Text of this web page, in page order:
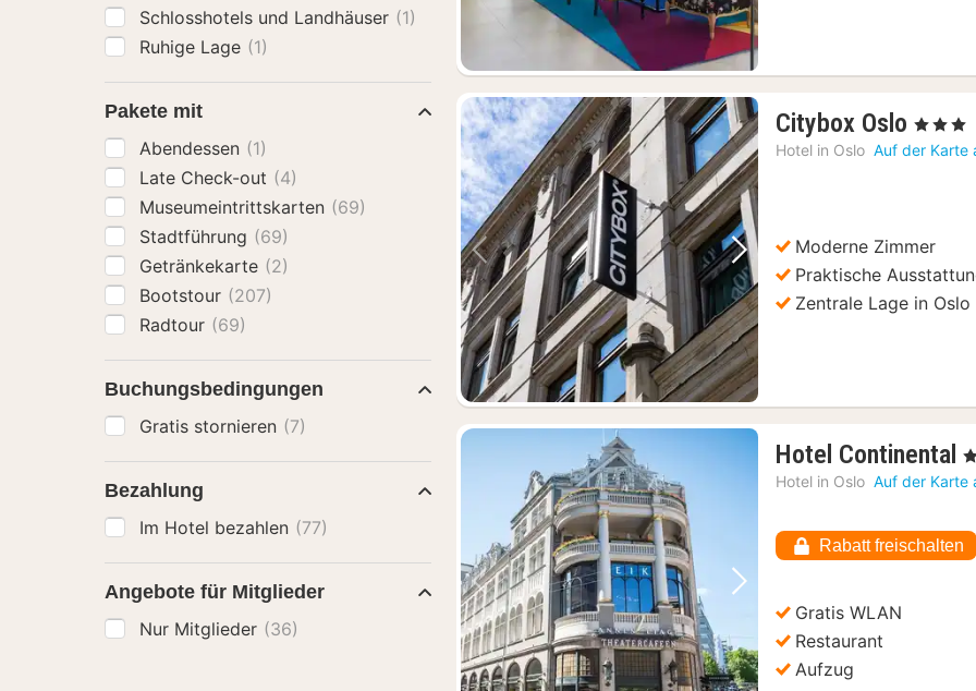
Vorheriges Bild Nächstes Bild
Citybox Oslo 1
Nacht
, 3 Sterne
Hotel in Oslo Auf der Karte
Moderne Zimmer
Praktische
Zentrale Lage in Oslo
Vorheriges Bild Nächstes Bild
Hotel Continental 1
€
,
Hotel in Oslo Auf der Karte
Rabatt freischalten
Gratis WLAN
Restaurant
Aufzug
Schlosshotels und Landhäuser (1)
Ruhige Lage (1)
Pakete mit
Abendessen (1)
Late Check-out (4)
Museumeintrittskarten (69)
Stadtführung (69)
Getränkekarte (2)
Bootstour (207)
Radtour (69)
Buchungsbedingungen
Gratis stornieren (7)
Bezahlung
Im Hotel bezahlen (77)
Angebote für Mitglieder
Nur Mitglieder (36)